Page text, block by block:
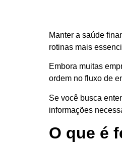
Manter a saúde
rotinas mais
Embora muitas
ordem no fluxo de
Se você busca
informações
O que é